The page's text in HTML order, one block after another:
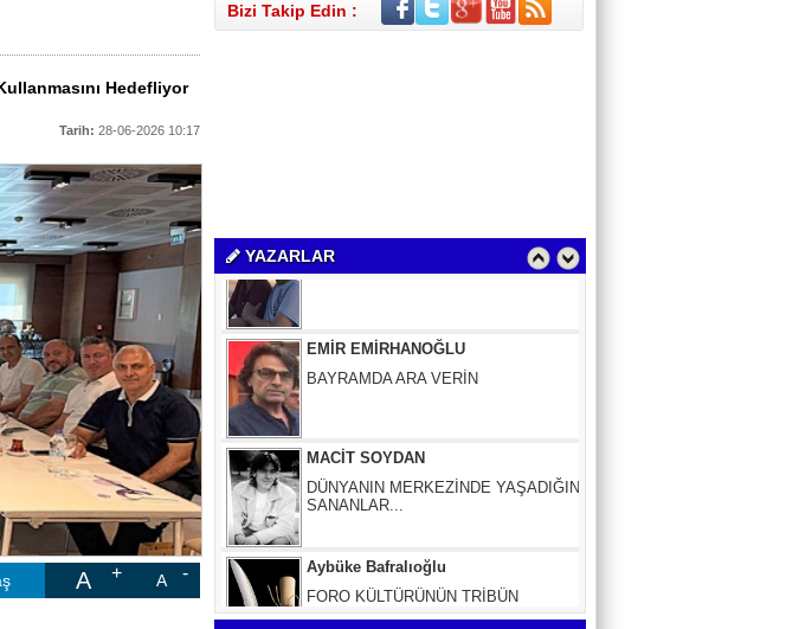
Hedefliyor
Tarih: 28-06-2026 10:17
A A
Bizi Takip Edin :
YAZARLAR
SANANLAR...
OYUNCULARI